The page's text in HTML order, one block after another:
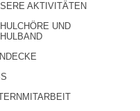
AKTIVITÄTEN
UND